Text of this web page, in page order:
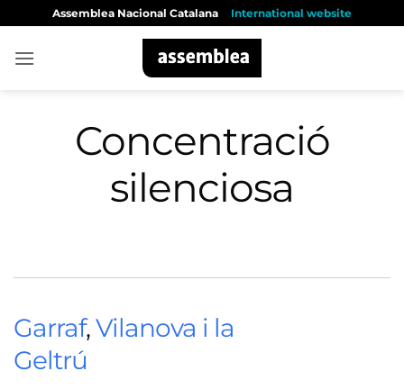
content
Assemblea Nacional Catalana International website
Concentració
silenciosa
Garraf,Vilanova i la
Geltrú